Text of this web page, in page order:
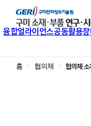
융합얼라이언스공동활용
홈 협의체 협의체 소